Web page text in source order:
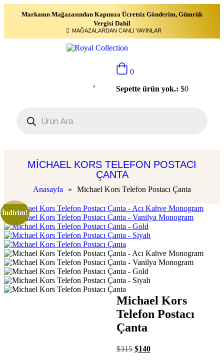
Markanın Mağazasından Kapınıza Ücretsiz Gönderim, Gümrük
Vergisi Dahil
MAĞAZALARDAN CANLI YAYINLAR
0
Sepette ürün yok.: $0
MICHAEL KORS TELEFON POSTACI
ÇANTA
Anasayfa » Michael Kors Telefon Postacı Çanta
İndirim!
Michael Kors
Telefon Postacı
Çanta
$315 $140